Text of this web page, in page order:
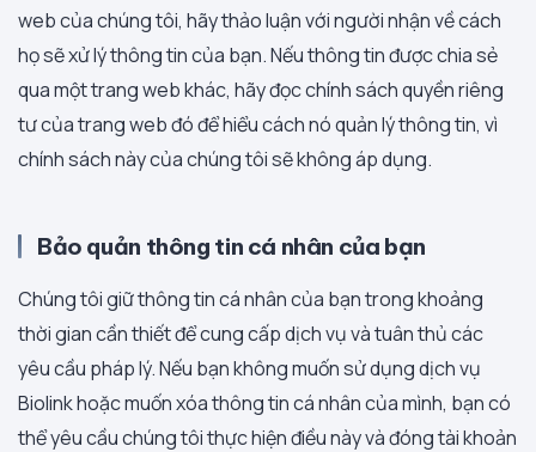
web của chúng tôi, hãy thảo luận với người nhận về cách
họ sẽ xử lý thông tin của bạn. Nếu thông tin được chia sẻ
qua một trang web khác, hãy đọc chính sách quyền riêng
tư của trang web đó để hiểu cách nó quản lý thông tin, vì
chính sách này của chúng tôi sẽ không áp dụng.
Bảo quản thông tin cá nhân của bạn
Chúng tôi giữ thông tin cá nhân của bạn trong khoảng
thời gian cần thiết để cung cấp dịch vụ và tuân thủ các
yêu cầu pháp lý. Nếu bạn không muốn sử dụng dịch vụ
Biolink hoặc muốn xóa thông tin cá nhân của mình, bạn có
thể yêu cầu chúng tôi thực hiện điều này và đóng tài khoản